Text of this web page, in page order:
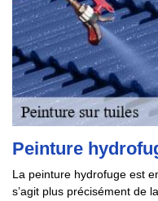
Peinture
La peinture hydrofuge est
s’agit plus précisément de